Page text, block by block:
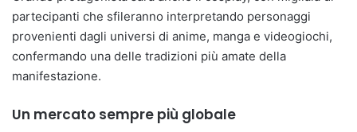
partecipanti che sfileranno interpretando personaggi
provenienti dagli universi di anime, manga e videogiochi,
confermando una delle tradizioni più amate della
manifestazione.
Un mercato sempre più globale